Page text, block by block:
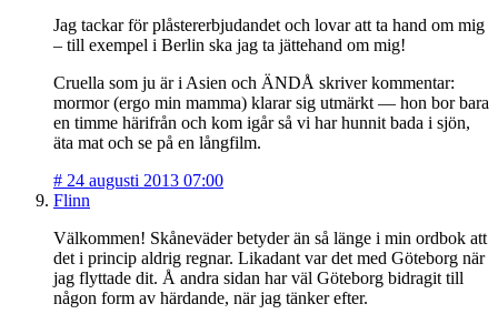
Jag tackar för plåstererbjudandet och lovar att ta hand om mig
– till exempel i Berlin ska jag ta jättehand om mig!
Cruella som ju är i Asien och ÄNDÅ skriver kommentar:
mormor (ergo min mamma) klarar sig utmärkt — hon bor bara
en timme härifrån och kom igår så vi har hunnit bada i sjön,
äta mat och se på en långfilm.
# 24 augusti 2013 07:00
Flinn
Välkommen! Skåneväder betyder än så länge i min ordbok att
det i princip aldrig regnar. Likadant var det med Göteborg när
jag flyttade dit. Å andra sidan har väl Göteborg bidragit till
någon form av härdande, när jag tänker efter.